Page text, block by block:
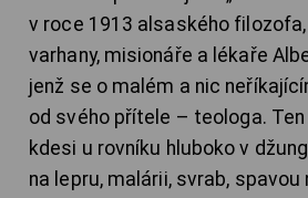
v roce 1913 alsaského
varhany, misionáře a lékaře
jenž se o malém a nic
od svého přítele – teologa.
kdesi u rovníku hluboko v
na lepru, malárii, svrab,